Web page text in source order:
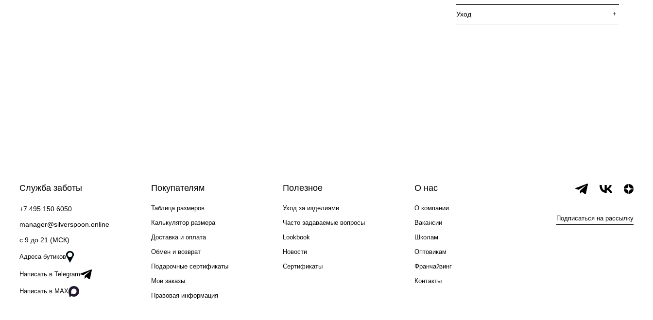
Уход +
Служба заботы
+7 495 150 6050
manager@silverspoon.online
c 9 до 21 (МСК)
Адреса бутиков
Написать в Telegram
Написать в MAX
Покупателям
Таблица размеров
Калькулятор размера
Доставка и оплата
Обмен и возврат
Подарочные сертификаты
Мои заказы
Правовая информация
Полезное
Уход за изделиями
Часто задаваемые вопросы
Lookbook
Новости
Сертификаты
О нас
О компании
Вакансии
Школам
Оптовикам
Франчайзинг
Контакты
Подписаться на рассылку